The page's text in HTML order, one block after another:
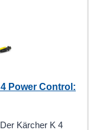
Power Control:
Kärcher K 4